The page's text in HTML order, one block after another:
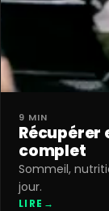
9 MIN
Récupérer
complet
Sommeil,
jour.
LIRE →